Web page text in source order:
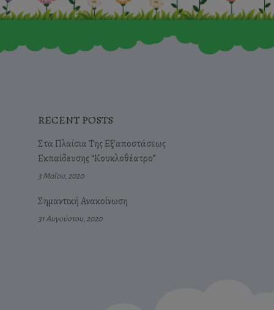
RECENT POSTS
Στα Πλαίσια Της Εξ’αποστάσεως
Εκπαίδευσης “Κουκλοθέατρο”
3 Μαΐου, 2020
Σημαντική Ανακοίνωση
31 Αυγούστου, 2020